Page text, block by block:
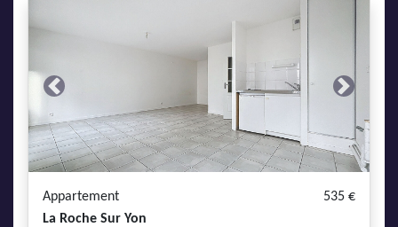
Previous Next
Appartement
535 €
La Roche Sur Yon